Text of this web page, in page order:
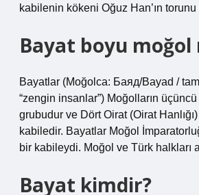
kabilenin kökeni Oğuz Han’ın torunu
Bayat boyu moğol
Bayatlar (Moğolca: Баяд/Bayad /
“zengin insanlar”) Moğolların
grubudur ve Dört Oirat (Oirat
kabiledir. Bayatlar Moğol
bir kabileydi. Moğol ve Türk halkları
Bayat kimdir?